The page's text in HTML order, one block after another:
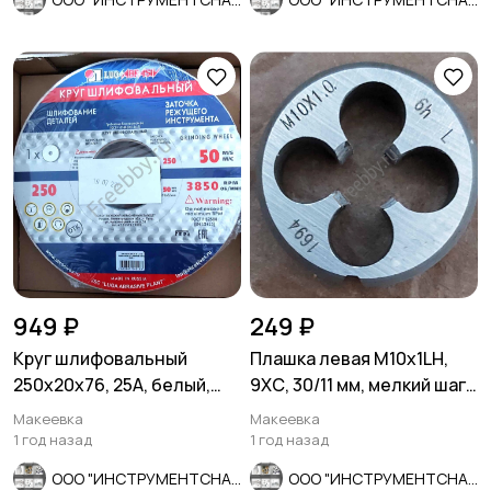
949 ₽
Круг шлифовальный
250х20х76, 25А, белый,
Р90, К 6 V 50, мелкое
зерно.
Макеевка
1 год назад
249 ₽
Плашка левая М10х1LH,
9ХС, 30/11 мм, мелкий шаг,
ГОСТ 9740-71
Макеевка
1 год назад